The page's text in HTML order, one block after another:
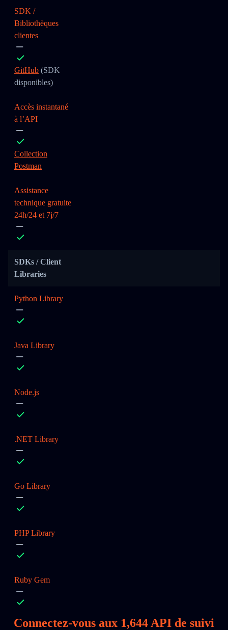
SDK /
Bibliothèques
clientes
GitHub (SDK
disponibles)
Accès instantané
à l’API
Collection
Postman
Assistance
technique gratuite
24h/24 et 7j/7
SDKs / Client
Libraries
Python Library
Java Library
Node.js
.NET Library
Go Library
PHP Library
Ruby Gem
Connectez‑vous aux 1,644 API de suivi